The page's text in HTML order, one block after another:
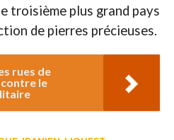
troisième plus grand pays
de pierres précieuses.
rues de
le